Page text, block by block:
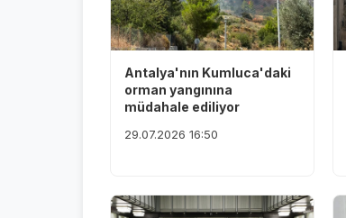
Antalya'nın Kumluca'daki
orman yangınına
müdahale ediliyor
29.07.2026 16:50